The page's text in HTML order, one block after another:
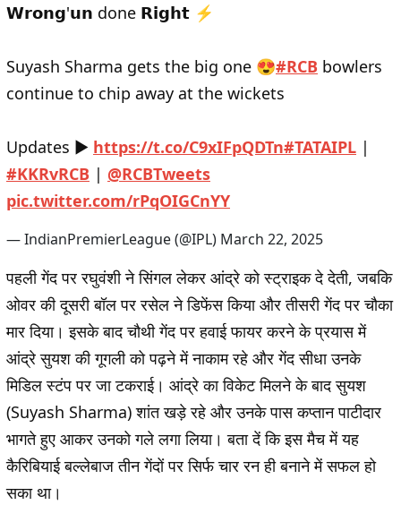
𝗪𝗿𝗼𝗻𝗴'𝘂𝗻 done 𝗥𝗶𝗴𝗵𝘁 ⚡
Suyash Sharma gets the big one 😍#RCB bowlers
continue to chip away at the wickets
Updates ▶ https://t.co/C9xIFpQDTn#TATAIPL |
#KKRvRCB | @RCBTweets
pic.twitter.com/rPqOIGCnYY
— IndianPremierLeague (@IPL) March 22, 2025
पहली गेंद पर रघुवंशी ने सिंगल लेकर आंद्रे को स्ट्राइक दे देती, जबकि
ओवर की दूसरी बॉल पर रसेल ने डिफेंस किया और तीसरी गेंद पर चौका
मार दिया। इसके बाद चौथी गेंद पर हवाई फायर करने के प्रयास में
आंद्रे सुयश की गूगली को पढ़ने में नाकाम रहे और गेंद सीधा उनके
मिडिल स्टंप पर जा टकराई। आंद्रे का विकेट मिलने के बाद सुयश
(Suyash Sharma) शांत खड़े रहे और उनके पास कप्तान पाटीदार
भागते हुए आकर उनको गले लगा लिया। बता दें कि इस मैच में यह
कैरिबियाई बल्लेबाज तीन गेंदों पर सिर्फ चार रन ही बनाने में सफल हो
सका था।